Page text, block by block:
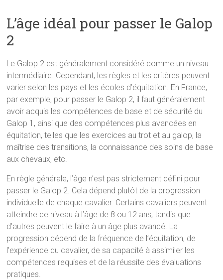
L’âge idéal pour passer le Galop
2
Le Galop 2 est généralement considéré comme un niveau
intermédiaire. Cependant, les règles et les critères peuvent
varier selon les pays et les écoles d’équitation. En France,
par exemple, pour passer le Galop 2, il faut généralement
avoir acquis les compétences de base et de sécurité du
Galop 1, ainsi que des compétences plus avancées en
équitation, telles que les exercices au trot et au galop, la
maîtrise des transitions, la connaissance des soins de base
aux chevaux, etc.
En règle générale, l’âge n’est pas strictement défini pour
passer le Galop 2. Cela dépend plutôt de la progression
individuelle de chaque cavalier. Certains cavaliers peuvent
atteindre ce niveau à l’âge de 8 ou 12 ans, tandis que
d’autres peuvent le faire à un âge plus avancé. La
progression dépend de la fréquence de l’équitation, de
l’expérience du cavalier, de sa capacité à assimiler les
compétences requises et de la réussite des évaluations
pratiques.